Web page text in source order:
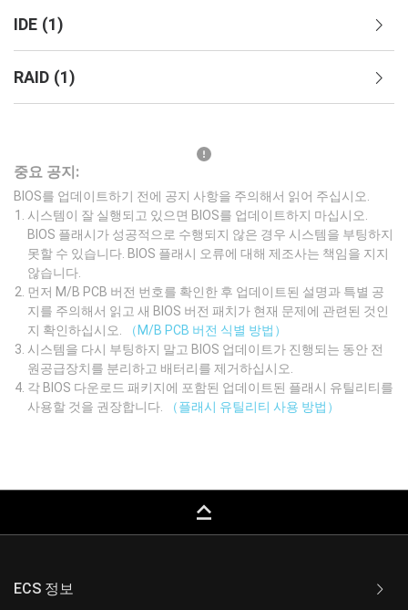
IDE (1)
RAID (1)
중요 공지:
BIOS를 업데이트하기 전에 공지 사항을 주의해서 읽어 주십시오.
시스템이 잘 실행되고 있으면 BIOS를 업데이트하지 마십시오.
BIOS 플래시가 성공적으로 수행되지 않은 경우 시스템을 부팅하지
못할 수 있습니다. BIOS 플래시 오류에 대해 제조사는 책임을 지지
않습니다.
먼저 M/B PCB 버전 번호를 확인한 후 업데이트된 설명과 특별 공
지를 주의해서 읽고 새 BIOS 버전 패치가 현재 문제에 관련된 것인
지 확인하십시오.
（M/B PCB 버전 식별 방법）
시스템을 다시 부팅하지 말고 BIOS 업데이트가 진행되는 동안 전
원공급장치를 분리하고 배터리를 제거하십시오.
각 BIOS 다운로드 패키지에 포함된 업데이트된 플래시 유틸리티를
사용할 것을 권장합니다.
（플래시 유틸리티 사용 방법）
keyboard_capslock
ECS 정보